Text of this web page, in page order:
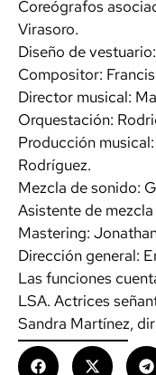
Coreógrafos
Virasoro.
Diseño de
Compositor:
Director musical:
Orquestación:
Producción
Rodríguez.
Mezcla de sonido:
Asistente de
Mastering:
Dirección general:
Las funciones
LSA. Actrices
Sandra Martínez,